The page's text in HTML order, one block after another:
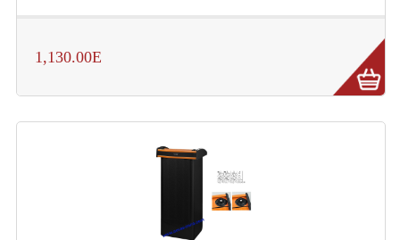
Lampes Halogenes Divers
Lampes PAR
Lampes Théatre
1,130.00E